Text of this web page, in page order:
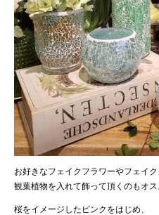
お好きなフェイクフラワーやフェイク
観葉植物を入れて飾って頂くのもオ
桜をイメージしたピンクをはじめ、